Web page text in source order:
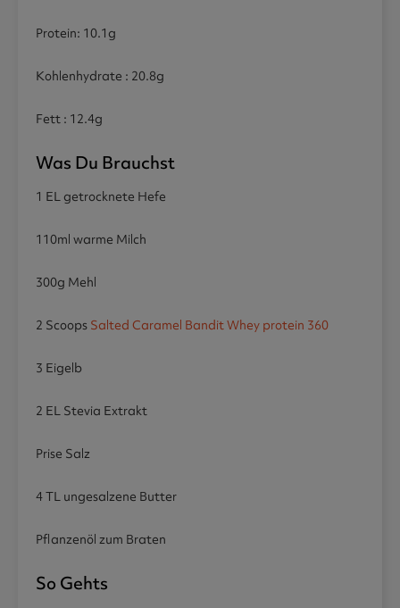
Protein: 10.1g
Kohlenhydrate : 20.8g
Fett : 12.4g
Was Du Brauchst
1 EL getrocknete Hefe
110ml warme Milch
300g Mehl
2 Scoops Salted Caramel Bandit Whey protein 360
3 Eigelb
2 EL Stevia Extrakt
Prise Salz
4 TL ungesalzene Butter
Pflanzenöl zum Braten
So Gehts